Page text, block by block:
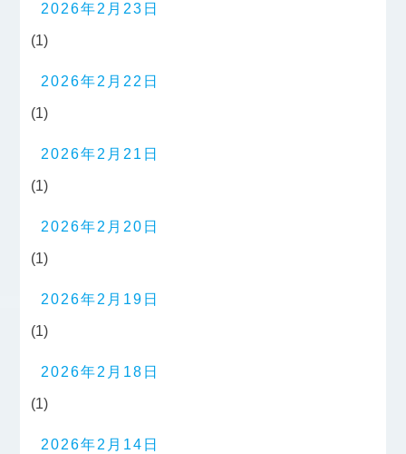
2026年2月23日
(1)
2026年2月22日
(1)
2026年2月21日
(1)
2026年2月20日
(1)
2026年2月19日
(1)
2026年2月18日
(1)
2026年2月14日